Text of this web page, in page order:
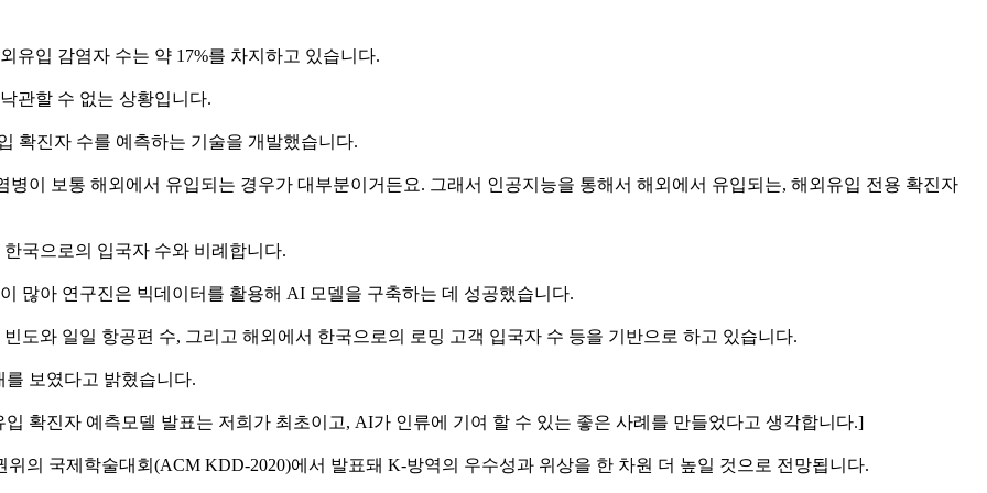
유입 감염자 수는 약 17%를 차지하고 있습니다.
관할 수 없는 상황입니다.
확진자 수를 예측하는 기술을 개발했습니다.
이 보통 해외에서 유입되는 경우가 대부분이거든요. 그래서 인공지능을 통해서 해외에서 유입되는, 해외유입 전용 확진자
국으로의 입국자 수와 비례합니다.
많아 연구진은 빅데이터를 활용해 AI 모델을 구축하는 데 성공했습니다.
도와 일일 항공편 수, 그리고 해외에서 한국으로의 로밍 고객 입국자 수 등을 기반으로 하고 있습니다.
를 보였다고 밝혔습니다.
확진자 예측모델 발표는 저희가 최초이고, AI가 인류에 기여 할 수 있는 좋은 사례를 만들었다고 생각합니다.]
의 국제학술대회(ACM KDD-2020)에서 발표돼 K-방역의 우수성과 위상을 한 차원 더 높일 것으로 전망됩니다.